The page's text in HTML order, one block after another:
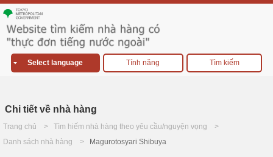
Select language Tính năng Tìm kiếm
Chi tiết về nhà hàng
Trang chủ
Tìm hiếm nhà hàng theo yêu cầu/nguyện vọng
Danh sách nhà hàng
Magurotosyari Shibuya